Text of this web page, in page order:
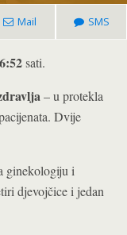
Mail SMS
sati.
– u protekla
Dvije
ginekologiju i
djevojčice i jedan